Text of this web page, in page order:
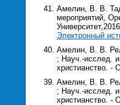
Амелин, В. В.
мероприятий,
Электронный
Амелин, В. В.
; Науч.-исслед.
христианство. -
Амелин, В. В.
; Науч.-исслед.
христианство. -